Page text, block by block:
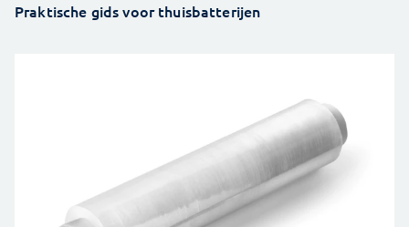
Praktische gids voor thuisbatterijen